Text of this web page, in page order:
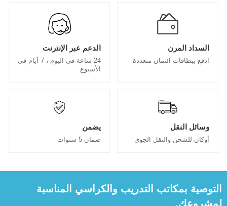
السداد المرن
ادفع ببطاقات ائتمان متعددة
الدعم عبر الإنترنت
24 ساعة في اليوم ، 7 أيام في
الأسبوع
وسائل النقل
أوكان للشحن والنقل الجوي
يضمن
ضمان 5 سنوات
التوصية بمكاتب التدريب والكراسي المناسبة
لمشروعك.